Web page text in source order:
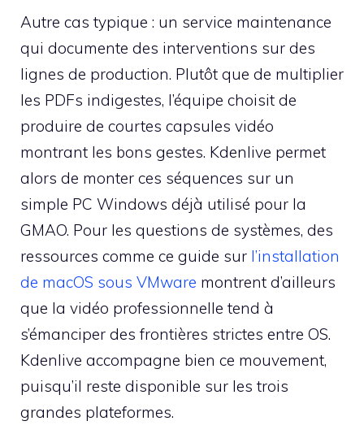
Autre cas typique : un service maintenance
qui documente des interventions sur des
lignes de production. Plutôt que de multiplier
les PDFs indigestes, l’équipe choisit de
produire de courtes capsules vidéo
montrant les bons gestes. Kdenlive permet
alors de monter ces séquences sur un
simple PC Windows déjà utilisé pour la
GMAO. Pour les questions de systèmes, des
ressources comme ce guide sur l’installation
de macOS sous VMware montrent d’ailleurs
que la vidéo professionnelle tend à
s’émanciper des frontières strictes entre OS.
Kdenlive accompagne bien ce mouvement,
puisqu’il reste disponible sur les trois
grandes plateformes.